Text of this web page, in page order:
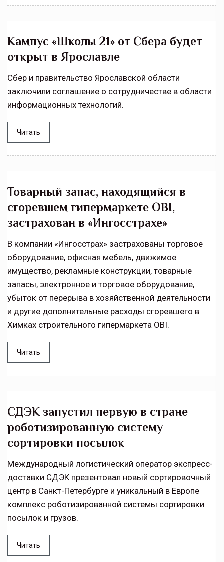
Кампус «Школы 21» от Сбера будет
открыт в Ярославле
Сбер и правительство Ярославской области
заключили соглашение о сотрудничестве в области
информационных технологий.
Читать
Товарный запас, находящийся в
сгоревшем гипермаркете OBI,
застрахован в «Ингосстрахе»
В компании «Ингосстрах» застрахованы торговое
оборудование, офисная мебель, движимое
имущество, рекламные конструкции, товарные
запасы, электронное и торговое оборудование,
убыток от перерыва в хозяйственной деятельности
и другие дополнительные расходы сгоревшего в
Химках строительного гипермаркета OBI.
Читать
СДЭК запустил первую в стране
роботизированную систему
сортировки посылок
Международный логистический оператор экспресс-
доставки СДЭК презентовал новый сортировочный
центр в Санкт-Петербурге и уникальный в Европе
комплекс роботизированной системы сортировки
посылок и грузов.
Читать